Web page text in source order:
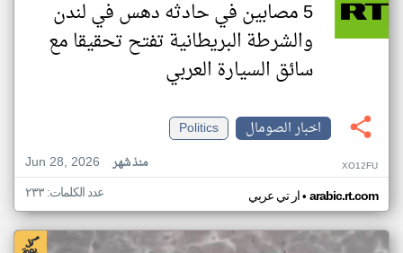
5 مصابين في حادثه دهس في لندن
والشرطة البريطانية تفتح تحقيقا مع
سائق السيارة العربي
اخبار الصومال
Politics
Jun 28, 2026
منذ شهر XO12FU
ار تي عربي• arabic.rt.com عدد الكلمات: ٢٣٣